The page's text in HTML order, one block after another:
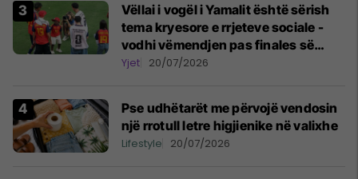
Vëllai i vogël i Yamalit është sërish
tema kryesore e rrjeteve sociale -
vodhi vëmendjen pas finales së
Kupës së Botës
Yjet 20/07/2026
Pse udhëtarët me përvojë vendosin
një rrotull letre higjienike në valixhe
Lifestyle 20/07/2026